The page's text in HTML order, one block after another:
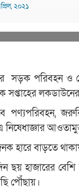
২০২১
পরিবহন ও
এক সপ্তাহের
জরুরি
নিষেধাজ্ঞার
হারে বাড়তে
ছয় হাজারের
পৌঁছায়।